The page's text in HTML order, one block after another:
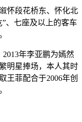
怀段花桥东、怀化北
、七座及以上的客车
年李亚鹏为嫣然
明星捧场，本人其时
王菲配合于2006年创